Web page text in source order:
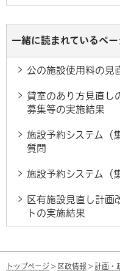
一緒に読まれているペー
公の施設使用料の見
貸室のあり方見直し
募集等の実施結果
施設予約システム（
質問
施設予約システム（
区有施設見直し計画
トの実施結果
トップページ > 区政情報 > 計画・